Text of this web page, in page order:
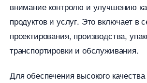
нимание контролю и улучшению
продуктов и услуг.​ Это включает в
проектирования, производства,
транспортировки и обслуживания.​
Для обеспечения высокого